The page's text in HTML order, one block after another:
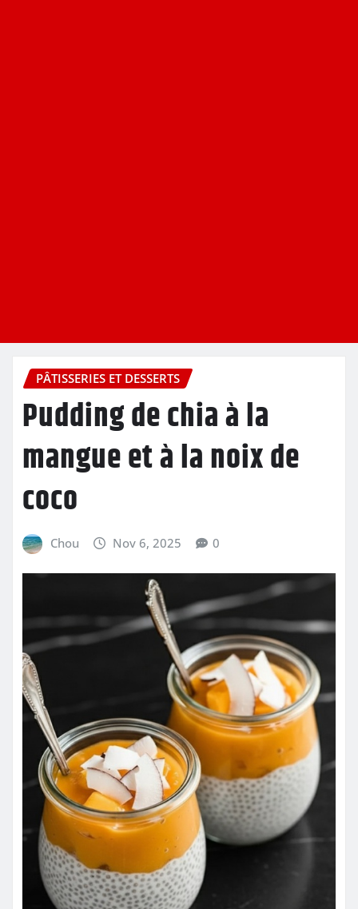
PÂTISSERIES ET DESSERTS
Pudding de chia à la
mangue et à la noix de
coco
Chou Nov 6, 2025 0